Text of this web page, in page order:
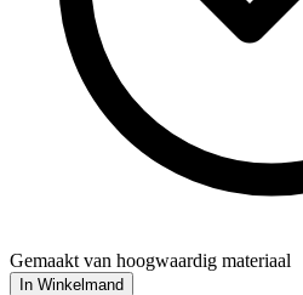
Gemaakt van hoogwaardig materiaal
In Winkelmand